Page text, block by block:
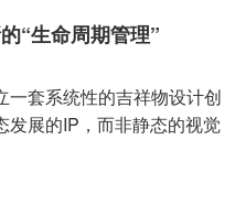
“生命周期管理”
一套系统性的吉祥物设计创
发展的IP，而非静态的视觉